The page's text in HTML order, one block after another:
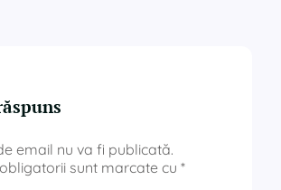
email nu va fi publicată.
sunt marcate cu *